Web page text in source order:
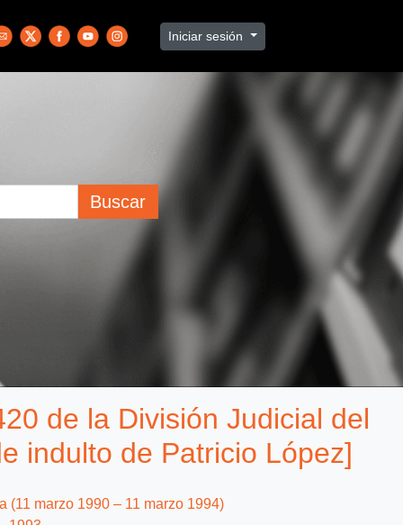
Iniciar sesión
Buscar
de la División Judicial del
indulto de Patricio López]
(11 marzo 1990 – 11 marzo 1994)